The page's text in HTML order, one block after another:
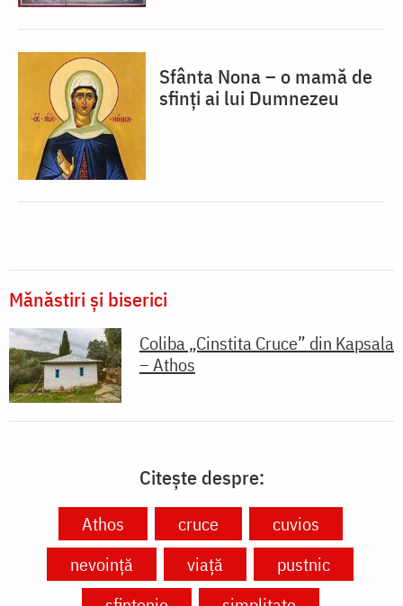
Sfânta Nona – o mamă de
sfinți ai lui Dumnezeu
Mănăstiri și biserici
Coliba „Cinstita Cruce” din Kapsala
– Athos
Citește despre:
Athos cruce
cuvios
nevoință
viață
pustnic